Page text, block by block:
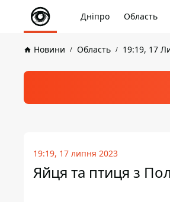
Дніпро Область
Новини Область 19:19, 17
19:19, 17 липня 2023
Яйця та птиця з